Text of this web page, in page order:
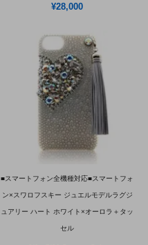
¥28,000
■スマートフォン全機種対応■スマートフォ
ン×スワロフスキー ジュエルモデルラグジ
ュアリー ハート ホワイト×オーロラ＋タッ
セル